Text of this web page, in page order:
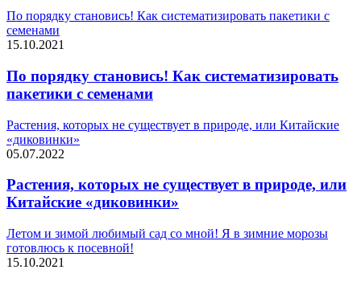
По порядку становись! Как систематизировать пакетики с
семенами
15.10.2021
По порядку становись! Как систематизировать
пакетики с семенами
Растения, которых не существует в природе, или Китайские
«диковинки»
05.07.2022
Растения, которых не существует в природе, или
Китайские «диковинки»
Летом и зимой любимый сад со мной! Я в зимние морозы
готовлюсь к посевной!
15.10.2021